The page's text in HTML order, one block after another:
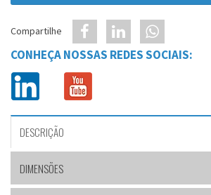
Compartilhe
CONHEÇA NOSSAS REDES SOCIAIS:
DESCRIÇÃO
DIMENSÕES